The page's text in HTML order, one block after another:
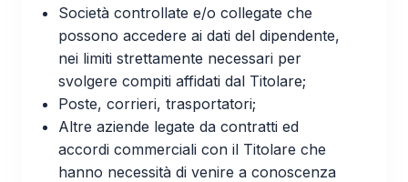
Società controllate e/o collegate che
possono accedere ai dati del dipendente,
nei limiti strettamente necessari per
svolgere compiti affidati dal Titolare;
Poste, corrieri, trasportatori;
Altre aziende legate da contratti ed
accordi commerciali con il Titolare che
hanno necessità di venire a conoscenza